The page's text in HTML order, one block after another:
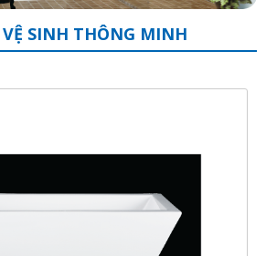
SINH THÔNG MINH